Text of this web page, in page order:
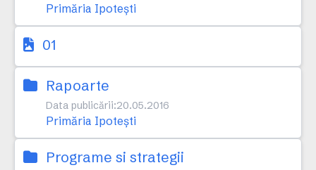
Primăria Ipotești
01
Rapoarte
Data publicării:20.05.2016
Primăria Ipotești
Programe si strategii